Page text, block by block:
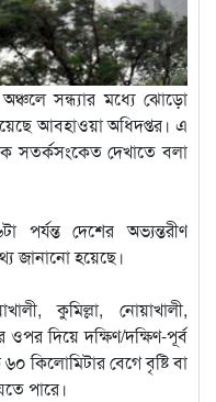
সন্ধ্যার মধ্যে ঝোড়ো
আবহাওয়া অধিদপ্তর। এ
সতর্কসংকেত দেখাতে বলা
পর্যন্ত দেশের অভ্যন্তরীণ
জানানো হয়েছে।
কুমিল্লা, নোয়াখালী,
দিয়ে দক্ষিণ/দক্ষিণ-পূর্ব
কিলোমিটার বেগে বৃষ্টি বা
পারে।